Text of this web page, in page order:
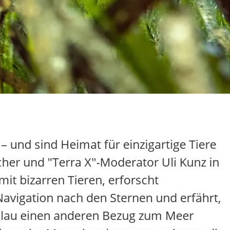
und sind Heimat für einzigartige Tiere
und "Terra X"-Moderator Uli Kunz in
bizarren Tieren, erforscht
nach den Sternen und erfährt,
einen anderen Bezug zum Meer